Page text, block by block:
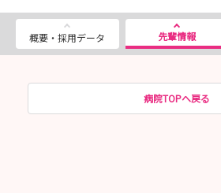
概要・採用データ 先輩情報
病院TOPへ戻る